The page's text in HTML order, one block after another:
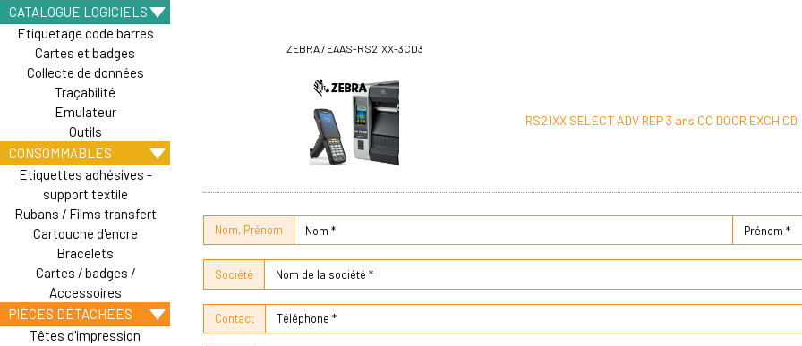
CATALOGUE LOGICIELS
Etiquetage code barres
Cartes et badges
Collecte de données
Traçabilité
Emulateur
Outils
CONSOMMABLES
Etiquettes adhésives -
support textile
Rubans / Films transfert
Cartouche d'encre
Bracelets
Cartes / badges /
Accessoires
PIÈCES DÉTACHÉES
Têtes d'impression
ZEBRA / EAAS-RS21XX-3CD3
RS21XX SELECT ADV REP 3 ans CC DOOR EXCH CD
Nom, Prénom
Société
Contact